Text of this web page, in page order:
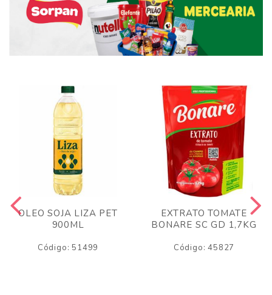
OLEO SOJA LIZA PET
900ML
Código: 51499
EXTRATO TOMATE
BONARE SC GD 1,7KG
Código: 45827